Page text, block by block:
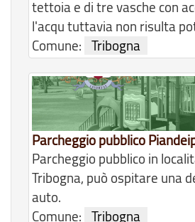
tettoia e di tre vasche con
l'acqu tuttavia non risulta
Comune: Tribogna
Parcheggio pubblico
Parcheggio pubblico in
Tribogna, può ospitare una
auto.
Comune: Tribogna